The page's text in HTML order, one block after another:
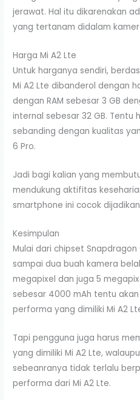
jerawat. Hal itu dikarenakan
yang tertanam didalam
Harga Mi A2 Lte
Untuk harganya sendiri,
Mi A2 Lte dibanderol dengan
dengan RAM sebesar 3 GB
internal sebesar 32 GB. Tentu
sebanding dengan kualitas
6 Pro.
Jadi bagi kalian yang
mendukung aktifitas
smartphone ini cocok
Kesimpulan
Mulai dari chipset Snapdragon
sampai dua buah kamera
megapixel dan juga 5
sebesar 4000 mAh tentu
performa yang dimiliki Mi A2
Tapi pengguna juga harus
yang dimiliki Mi A2 Lte,
sebeanranya tidak terlalu
performa dari Mi A2 Lte.